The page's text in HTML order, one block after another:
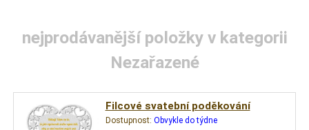
nejprodávanější položky v kategorii
Nezařazené
Filcové svatební poděkování
Dostupnost: Obvykle do týdne